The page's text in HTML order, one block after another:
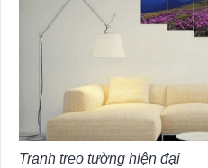
Tranh treo tường hiện đại